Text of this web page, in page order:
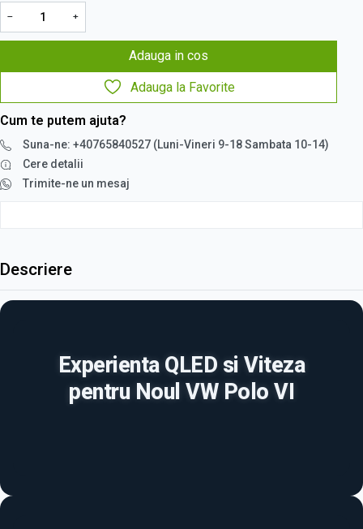
− +
Adauga in cos
Adauga la Favorite
Cum te putem ajuta?
Suna-ne: +40765840527 (Luni-Vineri 9-18 Sambata 10-14)
Cere detalii
Trimite-ne un mesaj
Descriere
Experienta QLED si Viteza
pentru Noul VW Polo VI